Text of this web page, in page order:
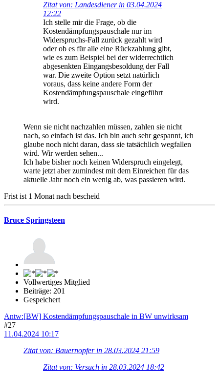
Zitat von: Landesdiener in 03.04.2024
12:22
Ich stelle mir die Frage, ob die
Kostendämpfungspauschale nur im
Widerspruchs-Fall zurück gezahlt wird
oder ob es für alle eine Rückzahlung gibt,
wie es zum Beispiel bei der widerrechtlich
abgesenkten Eingangsbesoldung der Fall
war. Die zweite Option setzt natürlich
voraus, dass keine andere Form der
Kostendämpfungspauschale eingeführt
wird.
Wenn sie nicht nachzahlen müssen, zahlen sie nicht
nach, so einfach ist das. Ich bin auch sehr gespannt, ich
glaube noch nicht daran, dass sie tatsächlich wegfallen
wird. Wir werden sehen...
Ich habe bisher noch keinen Widerspruch eingelegt,
warte jetzt aber zumindest mit dem Einreichen für das
aktuelle Jahr noch ein wenig ab, was passieren wird.
Frist ist 1 Monat nach bescheid
Bruce Springsteen
Vollwertiges Mitglied
Beiträge: 201
Gespeichert
Antw:[BW] Kostendämpfungspauschale in BW unwirksam
#27
11.04.2024 10:17
Zitat von: Bauernopfer in 28.03.2024 21:59
Zitat von: Versuch in 28.03.2024 18:42